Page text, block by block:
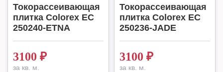
Токорассеивающая
плитка Colorex EC
250240-ETNA
3100 ₽
за кв. м.
Токорассеивающая
плитка Colorex EC
250236-JADE
3100 ₽
за кв. м.